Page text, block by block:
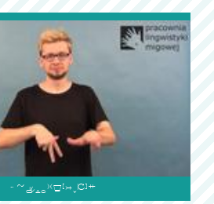
